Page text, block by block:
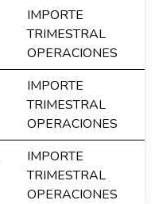
IMPORTE
TRIMESTRAL
OPERACIONES
IMPORTE
TRIMESTRAL
OPERACIONES
IMPORTE
TRIMESTRAL
OPERACIONES